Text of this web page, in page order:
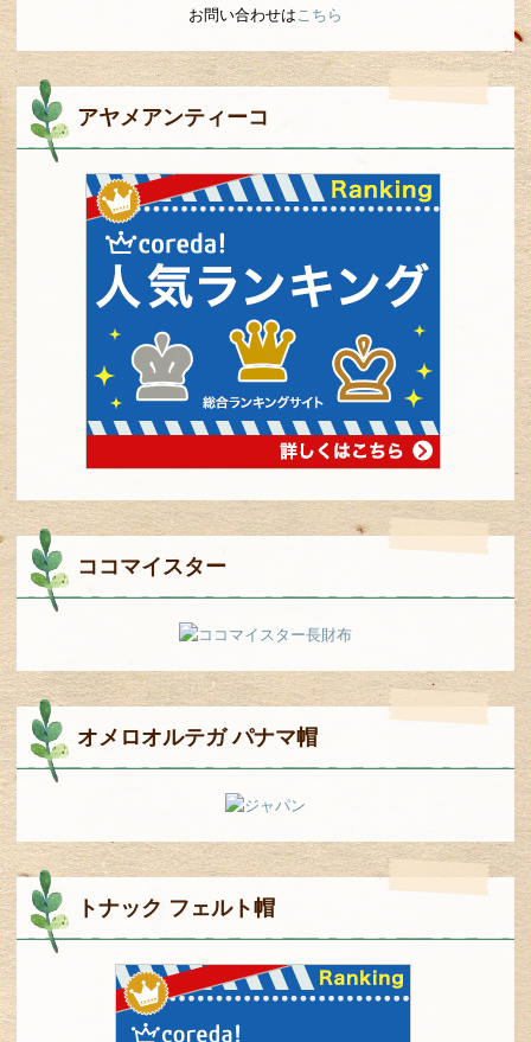
お問い合わせは こちら
アヤメアンティーコ
ココマイスター
オメロオルテガ パナマ帽
トナック フェルト帽